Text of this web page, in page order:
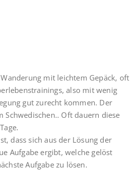
mit leichtem Gepäck, oft
also mit wenig
gut zurecht kommen. Der
Schwedischen.. Oft dauern diese
dass sich aus der Lösung der
Aufgabe ergibt, welche gelöst
Aufgabe zu lösen.